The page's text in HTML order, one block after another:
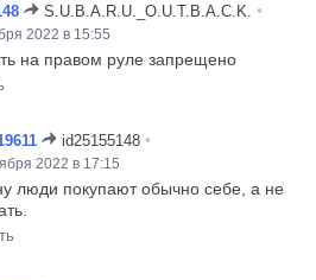
S.U.B.A.R.U._O.U.T.B.A.C.K. •
2022 в 15:55
на правом руле запрещено
id25155148 •
2022 в 17:15
люди покупают обычно себе, а не